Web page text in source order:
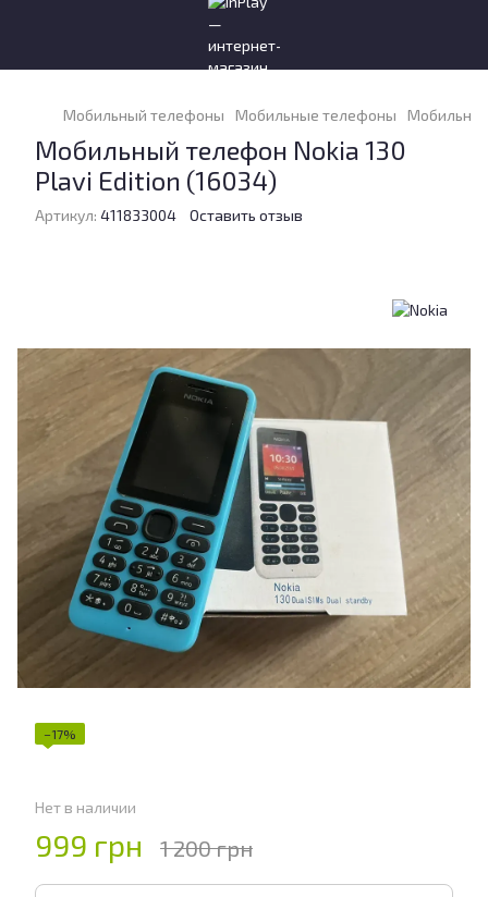
Мобильный телефоны Мобильные телефоны
Мобильный телефон Nokia 130
Plavi Edition (16034)
Артикул: 411833004 Оставить отзыв
−17%
Нет в наличии
999 грн 1 200 грн